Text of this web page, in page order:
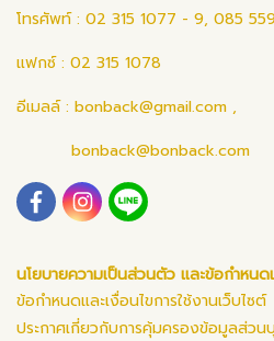
โทรศัพท์ : 02 315 1077 - 9, 085
แฟกซ์ : 02 315 1078
อีเมลล์ : bonback@gmail.com ,
bonback@bonback.com
นโยบายความเป็นส่วนตัว และข้อกำหนด
ข้อกำหนดและเงื่อนไขการใช้งานเว็บไซต์
ประกาศเกี่ยวกับการคุ้มครองข้อมูลส่ว